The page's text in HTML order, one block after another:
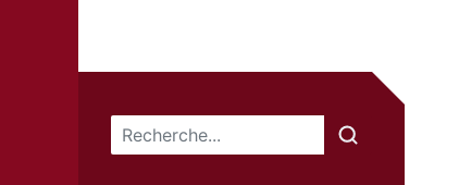
Menu principal